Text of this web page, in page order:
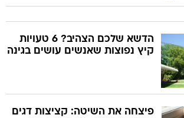
הדשא שלכם הצהיב? 6 טעויות
קיץ נפוצות שאנשים עושים בגינה
פיצחה את השיטה: קציצות דגים